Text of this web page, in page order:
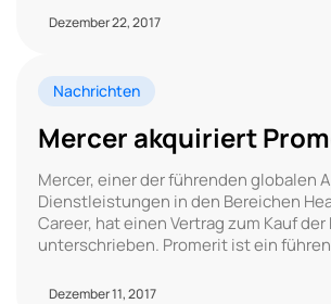
Dezember 22, 2017
Nachrichten
Mercer akquiriert
Mercer, einer der führenden globalen
Dienstleistungen in den Bereichen
Career, hat einen Vertrag zum Kauf der
unterschrieben. Promerit ist ein
Dezember 11, 2017